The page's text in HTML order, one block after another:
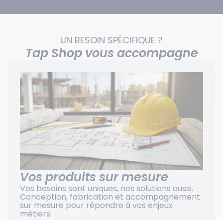
UN BESOIN SPÉCIFIQUE ?
Tap Shop vous accompagne
Vos produits sur mesure
Vos besoins sont uniques, nos solutions aussi.
Conception, fabrication et accompagnement
sur mesure pour répondre à vos enjeux
métiers.